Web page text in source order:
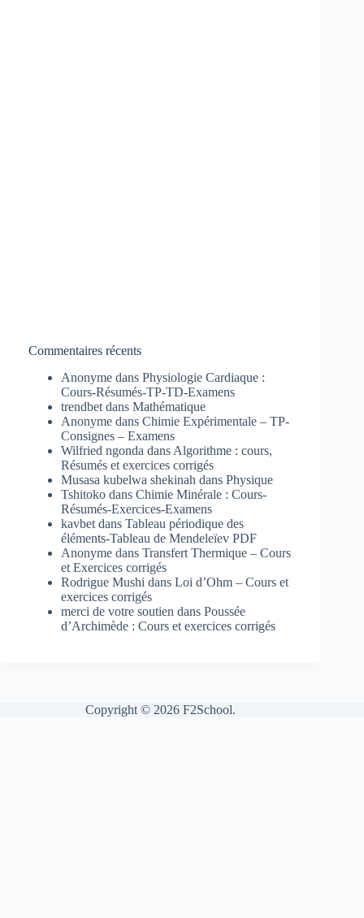
Commentaires récents
Anonyme dans Physiologie Cardiaque :
Cours-Résumés-TP-TD-Examens
trendbet dans Mathématique
Anonyme dans Chimie Expérimentale – TP-
Consignes – Examens
Wilfried ngonda dans Algorithme : cours,
Résumés et exercices corrigés
Musasa kubelwa shekinah dans Physique
Tshitoko dans Chimie Minérale : Cours-
Résumés-Exercices-Examens
kavbet dans Tableau périodique des
éléments-Tableau de Mendeleïev PDF
Anonyme dans Transfert Thermique – Cours
et Exercices corrigés
Rodrigue Mushi dans Loi d’Ohm – Cours et
exercices corrigés
merci de votre soutien dans Poussée
d’Archimède : Cours et exercices corrigés
Copyright © 2026 F2School.